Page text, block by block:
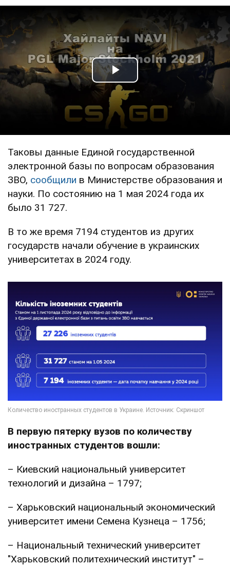
Play Video
Таковы данные Единой государственной
электронной базы по вопросам образования
ЗВО, сообщили в Министерстве образования и
науки. По состоянию на 1 мая 2024 года их
было 31 727.
В то же время 7194 студентов из других
государств начали обучение в украинских
университетах в 2024 году.
В первую пятерку вузов по количеству
иностранных студентов вошли:
– Киевский национальный университет
технологий и дизайна – 1797;
– Харьковский национальный экономический
университет имени Семена Кузнеца – 1756;
– Национальный технический университет
"Харьковский политехнический институт" –